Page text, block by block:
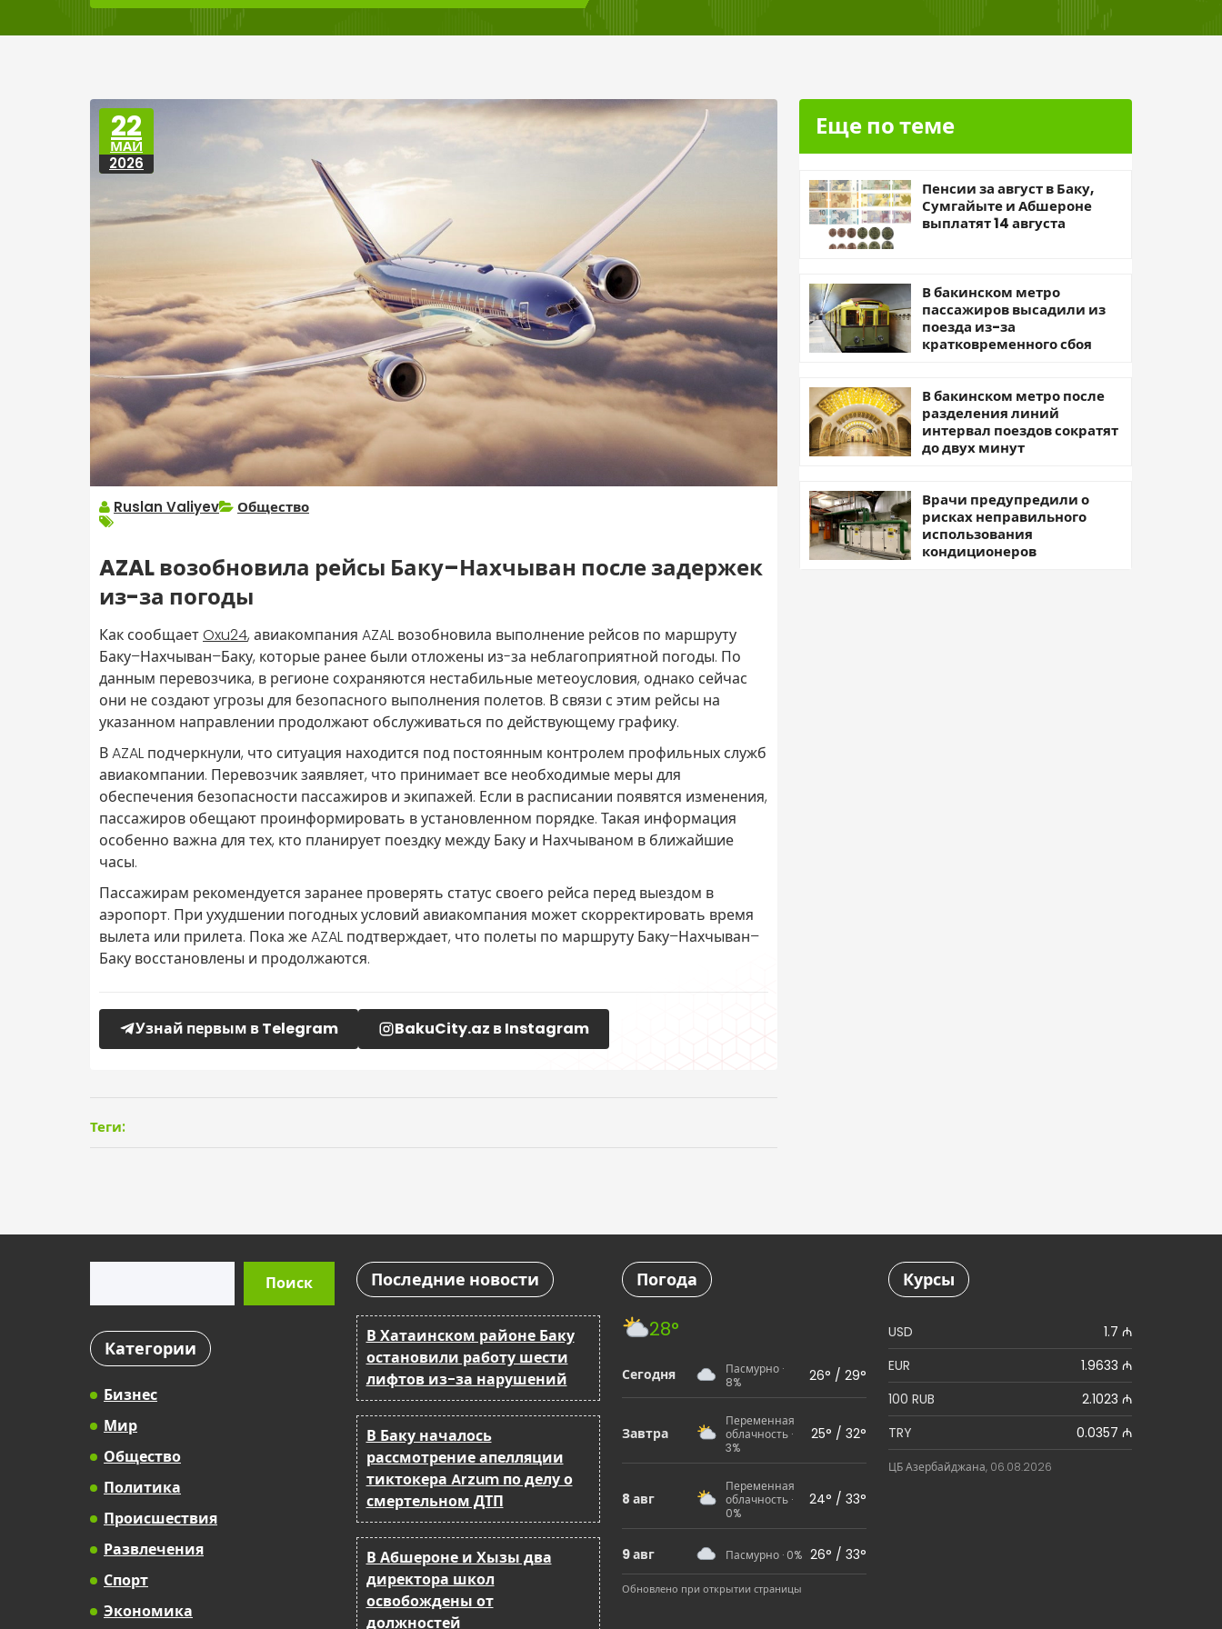
22
МАЙ
2026
Ruslan Valiyev Общество
AZAL возобновила рейсы Баку–Нахчыван после задержек
из-за погоды
Как сообщаетOxu24, авиакомпания AZAL возобновила выполнение рейсов по маршруту
Баку–Нахчыван–Баку, которые ранее были отложены из-за неблагоприятной погоды. По
данным перевозчика, в регионе сохраняются нестабильные метеоусловия, однако сейчас
они не создают угрозы для безопасного выполнения полетов. В связи с этим рейсы на
указанном направлении продолжают обслуживаться по действующему графику.
В AZAL подчеркнули, что ситуация находится под постоянным контролем профильных служб
авиакомпании. Перевозчик заявляет, что принимает все необходимые меры для
обеспечения безопасности пассажиров и экипажей. Если в расписании появятся изменения,
пассажиров обещают проинформировать в установленном порядке. Такая информация
особенно важна для тех, кто планирует поездку между Баку и Нахчываном в ближайшие
часы.
Пассажирам рекомендуется заранее проверять статус своего рейса перед выездом в
аэропорт. При ухудшении погодных условий авиакомпания может скорректировать время
вылета или прилета. Пока же AZAL подтверждает, что полеты по маршруту Баку–Нахчыван–
Баку восстановлены и продолжаются.
Узнай первым в Telegram BakuCity.az в Instagram
Теги:
Еще по теме
Пенсии за август в Баку,
Сумгайыте и Абшероне
выплатят 14 августа
В бакинском метро
пассажиров высадили из
поезда из-за
кратковременного сбоя
В бакинском метро после
разделения линий
интервал поездов сократят
до двух минут
Врачи предупредили о
рисках неправильного
использования
кондиционеров
Поиск
Категории
Бизнес
Мир
Общество
Политика
Происшествия
Развлечения
Спорт
Экономика
Последние новости
В Хатаинском районе Баку
остановили работу шести
лифтов из-за нарушений
В Баку началось
рассмотрение апелляции
тиктокера Arzum по делу о
смертельном ДТП
В Абшероне и Хызы два
директора школ
освобождены от
должностей
Погода
28°
Сегодня
Пасмурно ·
8%
26° / 29°
Завтра
Переменная
облачность ·
3%
25° / 32°
8 авг
Переменная
облачность ·
0%
24° / 33°
9 авг Пасмурно · 0% 26° / 33°
Обновлено при открытии страницы
Курсы
USD
1.7 ₼
EUR
1.9633 ₼
100 RUB
2.1023 ₼
TRY
0.0357 ₼
ЦБ Азербайджана, 06.08.2026